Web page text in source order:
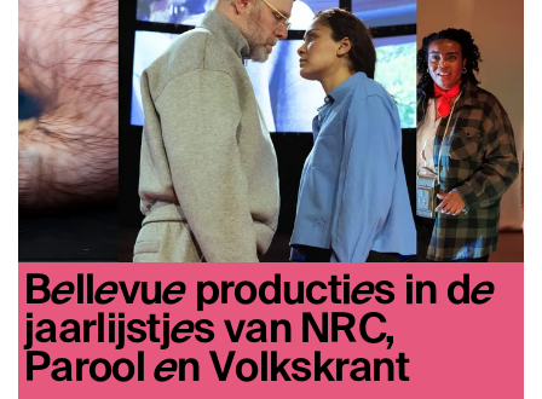
Bellevue producties in de
jaarlijstjes van NRC,
Parool en Volkskrant